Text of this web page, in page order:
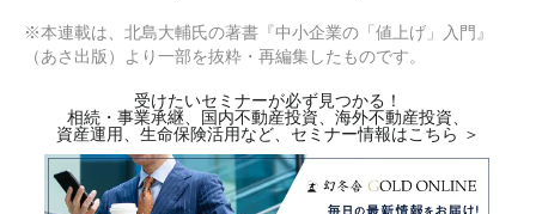
※本連載は、北島大輔氏の著書『中小企業の「値上げ」入門』
（あさ出版）より一部を抜粋・再編集したものです。
受けたいセミナーが必ず見つかる！
相続・事業承継、国内不動産投資、海外不動産投資、
資産運用、生命保険活用など、セミナー情報はこちら ＞